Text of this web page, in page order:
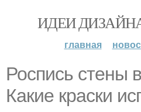
ИДЕИ
главная
Роспись стены
Какие краски